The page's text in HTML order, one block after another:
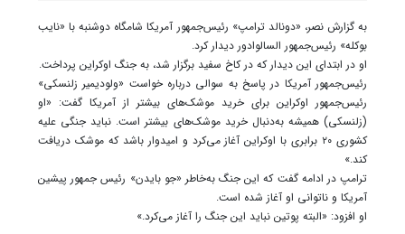
به گزارش نصر، «دونالد ترامپ» رئیس‌جمهور آمریکا شامگاه دوشنبه با «نایب
بوکله» رئیس‌جمهور السالوادور دیدار کرد.
او در ابتدای این دیدار که در کاخ سفید برگزار شد، به جنگ اوکراین پرداخت.
رئیس‌جمهور آمریکا در پاسخ به سوالی درباره خواست «ولودیمیر زلنسکی»
رئیس‌جمهور اوکراین برای خرید موشک‌های بیشتر از آمریکا گفت: «او
(زلنسکی) همیشه به‌دنبال خرید موشک‌های بیشتر است. نباید جنگی علیه
کشوری ۲۰ برابری با اوکراین آغاز می‌کرد و امیدوار باشد که موشک دریافت
کند.»
ترامپ در ادامه گفت که این جنگ به‌خاطر «جو بایدن» رئیس جمهور پیشین
آمریکا و ناتوانی او آغاز شده است.
او افزود: «البته پوتین نباید این جنگ را آغاز می‌کرد.»